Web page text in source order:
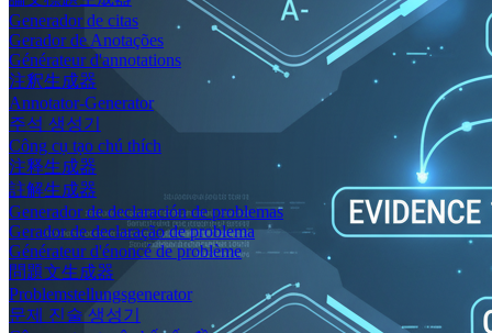
Generador de citas
Gerador de Anotações
Générateur d'annotations
注釈生成器
Annotator-Generator
주석 생성기
Công cụ tạo chú thích
注释生成器
註解生成器
Generador de declaración de problemas
Gerador de declaração de problema
Générateur d'énoncé de problème
問題文生成器
Problemstellungsgenerator
문제 진술 생성기